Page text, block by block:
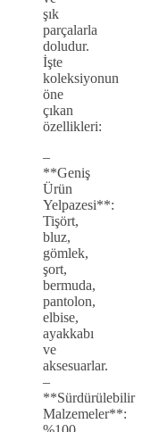
şık
parçalarla
doludur.
İşte
koleksiyonun
öne
çıkan
özellikleri:
–
**Geniş
Ürün
Yelpazesi**:
Tişört,
bluz,
gömlek,
şort,
bermuda,
pantolon,
elbise,
ayakkabı
ve
aksesuarlar.
–
**Sürdürülebilir
Malzemeler**: